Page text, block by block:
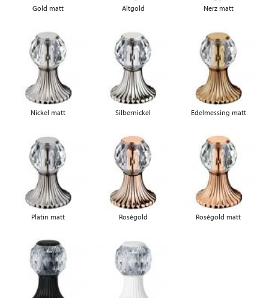
Gold matt Altgold Nerz matt
Nickel matt Silbernickel Edelmessing matt
Platin matt Roségold Roségold matt